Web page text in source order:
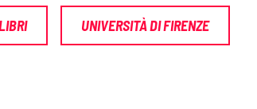
UNIVERSITÀ DI FIRENZE